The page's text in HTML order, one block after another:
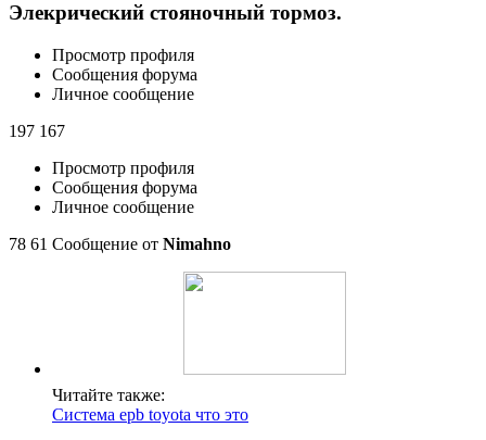
Элекрический стояночный тормоз.
Просмотр профиля
Сообщения форума
Личное сообщение
197 167
Просмотр профиля
Сообщения форума
Личное сообщение
78 61 Сообщение от Nimahno
Читайте также:
Система epb toyota что это